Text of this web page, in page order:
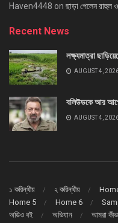
Haven4448 on ছাড়া পেলেন রাহুল
Recent News
লক্ষ্যমাত্রা
AUGUST 4,
বলিউডকে আর
AUGUST 4,
১ করিন্থীয় ২ করিন্থীয়
Home 5
Home 6
অডিও বই
অভিযান আমরা